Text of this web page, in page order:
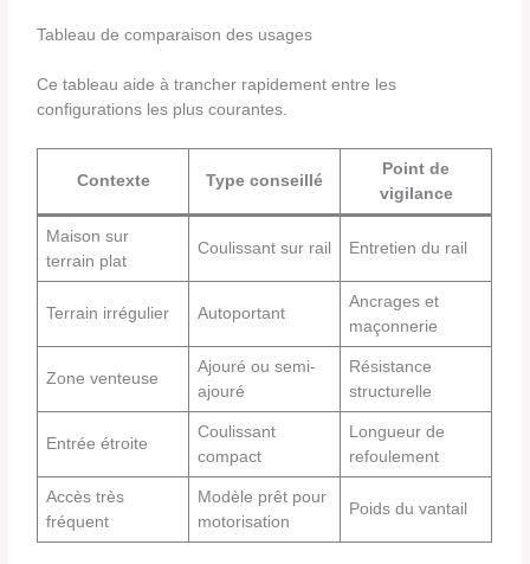
Tableau de comparaison des usages
Ce tableau aide à trancher rapidement entre les
configurations les plus courantes.
Contexte Type conseillé
Point de
vigilance
Maison sur
terrain plat
Coulissant sur rail Entretien du rail
Terrain irrégulier Autoportant
Ancrages et
maçonnerie
Zone venteuse
Ajouré ou semi-
ajouré
Résistance
structurelle
Entrée étroite
Coulissant
compact
Longueur de
refoulement
Accès très
fréquent
Modèle prêt pour
motorisation
Poids du vantail